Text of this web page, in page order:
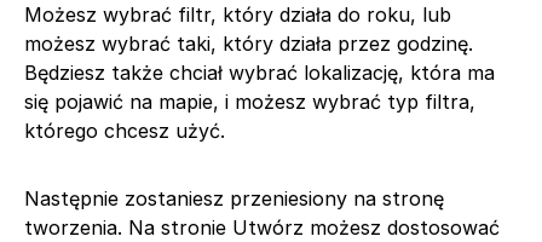
Możesz wybrać filtr, który działa do roku, lub
możesz wybrać taki, który działa przez godzinę.
Będziesz także chciał wybrać lokalizację, która ma
się pojawić na mapie, i możesz wybrać typ filtra,
którego chcesz użyć.
Następnie zostaniesz przeniesiony na stronę
tworzenia. Na stronie Utwórz możesz dostosować